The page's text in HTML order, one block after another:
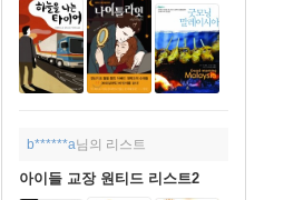
b******a님의 리스트
아이들 교장 원티드 리스트2